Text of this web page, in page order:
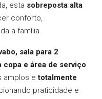
esta sobreposta alta
conforto,
a família.
sala para 2
e área de serviço
amplos etotalmente
praticidade e